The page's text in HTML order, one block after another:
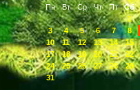
Пн
Вт Ср Чт Пт Сб
1
3
4 5 6 7 8
10
11 12 13 14 15
17
18 19 20 21 22
24
25 26 27 28 29
31